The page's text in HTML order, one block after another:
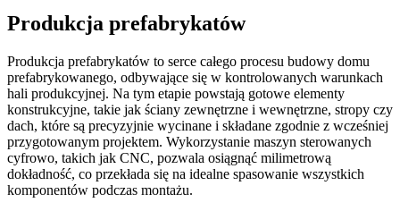
Produkcja prefabrykatów
Produkcja prefabrykatów to serce całego procesu budowy domu
prefabrykowanego, odbywające się w kontrolowanych warunkach
hali produkcyjnej. Na tym etapie powstają gotowe elementy
konstrukcyjne, takie jak ściany zewnętrzne i wewnętrzne, stropy czy
dach, które są precyzyjnie wycinane i składane zgodnie z wcześniej
przygotowanym projektem. Wykorzystanie maszyn sterowanych
cyfrowo, takich jak CNC, pozwala osiągnąć milimetrową
dokładność, co przekłada się na idealne spasowanie wszystkich
komponentów podczas montażu.